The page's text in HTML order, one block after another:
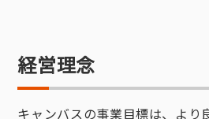
経営理念
キャンバスの事業目標は、より